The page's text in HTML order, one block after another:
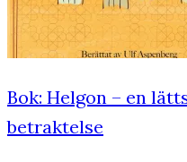
Bok: Helgon – en
betraktelse